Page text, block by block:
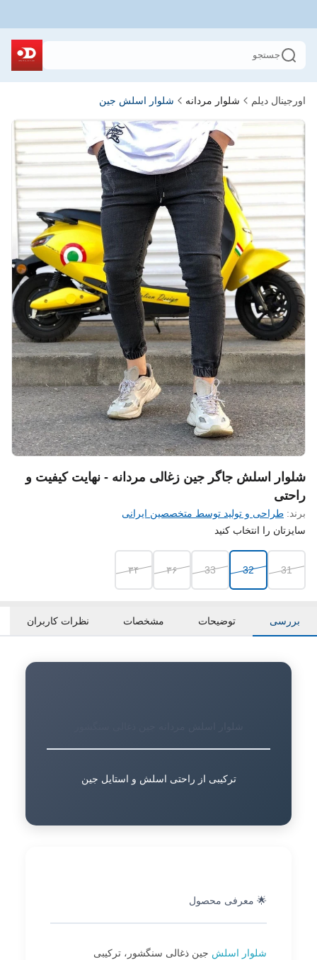
جستجو
اورجینال دیلم شلوار مردانه شلوار اسلش جین
شلوار اسلش جاگر جین زغالی مردانه - نهایت کیفیت و
راحتی
برند: طراحی و تولید توسط متخصصین ایرانی
سایزتان را انتخاب کنید
31
32
33 ۳۶ ۳۴
بررسی توضیحات مشخصات نظرات کاربران
ترکیبی از راحتی اسلش و استایل جین
🌟 معرفی محصول
شلوار اسلش جین ذغالی سنگشور، ترکیبی